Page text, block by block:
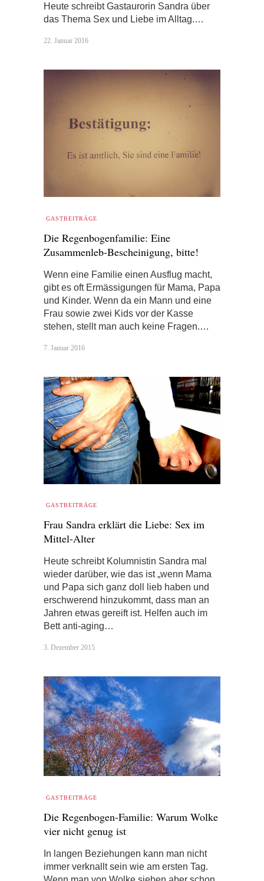
Heute schreibt Gastaurorin Sandra über
das Thema Sex und Liebe im Alltag.…
22. Januar 2016
GASTBEITRÄGE
Die Regenbogenfamilie: Eine
Zusammenleb-Bescheinigung, bitte!
Wenn eine Familie einen Ausflug macht,
gibt es oft Ermässigungen für Mama, Papa
und Kinder. Wenn da ein Mann und eine
Frau sowie zwei Kids vor der Kasse
stehen, stellt man auch keine Fragen.…
7. Januar 2016
GASTBEITRÄGE
Frau Sandra erklärt die Liebe: Sex im
Mittel-Alter
Heute schreibt Kolumnistin Sandra mal
wieder darüber, wie das ist „wenn Mama
und Papa sich ganz doll lieb haben und
erschwerend hinzukommt, dass man an
Jahren etwas gereift ist. Helfen auch im
Bett anti-aging…
3. Dezember 2015
GASTBEITRÄGE
Die Regenbogen-Familie: Warum Wolke
vier nicht genug ist
In langen Beziehungen kann man nicht
immer verknallt sein wie am ersten Tag.